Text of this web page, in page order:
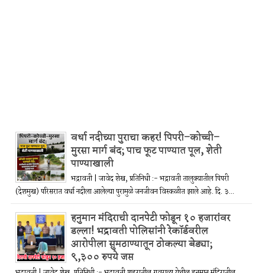
वर्धा नदीच्या पुराचा कहर! पिपरी–कोच्ची–
मुरसा मार्ग बंद; पाच फूट पाण्यात पूल, शेती
पाण्याखाली
भद्रावती | जावेद शेख, प्रतिनिधी :- भद्रावती तालुक्यातील पिपरी
(देशमुख) परिसरात वर्धा नदीला आलेल्या पुरामुळे जनजीवन विस्कळीत झाले आहे. दि. ३...
हनुमान मंदिराची दानपेटी फोडून १० हजारांवर
डल्ला! भद्रावती पोलिसांनी रेकॉर्डवरील
आरोपीला सुमठाण्यातून ठोकल्या बेड्या;
९,३०० रुपये जप्त